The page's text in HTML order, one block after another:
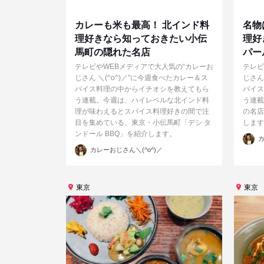
カレーも米も最高！ 北インド料
理好きなら知っておきたい小伝
馬町の隠れた名店
テレビやWEBメディアで大人気の“カレーお
じさん ＼(^o^)／”に今週食べたカレー＆ス
パイス料理の中からイチオシを教えてもら
う連載。今週は、ハイレベルな北インド料
理が味わえるとスパイス料理好きの間で注
目を集めている、東京・小伝馬町「デシ タ
ンドール BBQ」を紹介します。
投
稿
カレーおじさん＼(^o^)／
名物
理好
パー
テレ
じさ
パイ
う連
の名
しま
投
稿
東京 東京